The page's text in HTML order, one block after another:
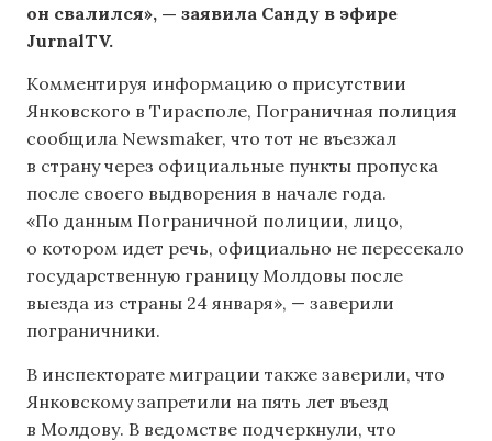
он свалился», — заявила Санду в эфире
JurnalTV.
Комментируя информацию о присутствии
Янковского в Тирасполе, Пограничная полиция
сообщила Newsmaker, что тот не въезжал
в страну через официальные пункты пропуска
после своего выдворения в начале года.
«По данным Пограничной полиции, лицо,
о котором идет речь, официально не пересекало
государственную границу Молдовы после
выезда из страны 24 января», — заверили
пограничники.
В инспекторате миграции также заверили, что
Янковскому запретили на пять лет въезд
в Молдову. В ведомстве подчеркнули, что